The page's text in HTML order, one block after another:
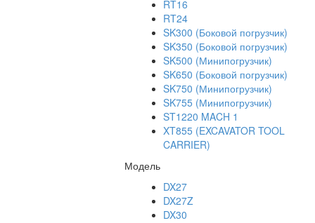
RT16
RT24
SK300 (Боковой погрузчик)
SK350 (Боковой погрузчик)
SK500 (Минипогрузчик)
SK650 (Боковой погрузчик)
SK750 (Минипогрузчик)
SK755 (Минипогрузчик)
ST1220 MACH 1
XT855 (EXCAVATOR TOOL
CARRIER)
Модель
DX27
DX27Z
DX30